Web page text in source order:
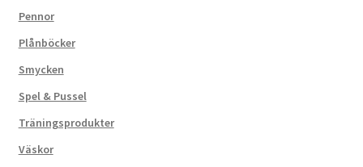
Pennor
Plånböcker
Smycken
Spel & Pussel
Träningsprodukter
Väskor